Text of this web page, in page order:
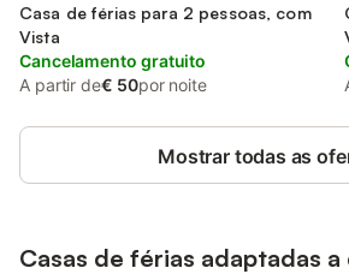
do Castelo
Casa de férias para 2 pessoas, com
Vista
Cancelamento gratuito
A partir de€ 50por noite
Mostrar todas as
Casas de férias adaptadas a